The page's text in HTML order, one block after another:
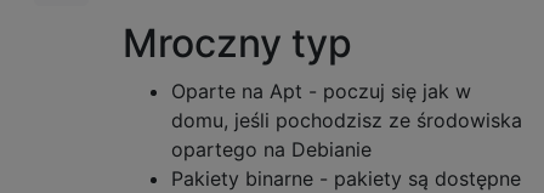
Mroczny typ
Oparte na Apt - poczuj się jak w
domu, jeśli pochodzisz ze środowiska
opartego na Debianie
Pakiety binarne - pakiety są dostępne